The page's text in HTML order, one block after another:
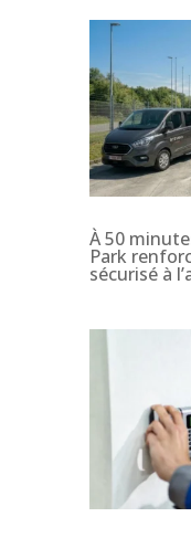
À 50
Park
sécurisé à